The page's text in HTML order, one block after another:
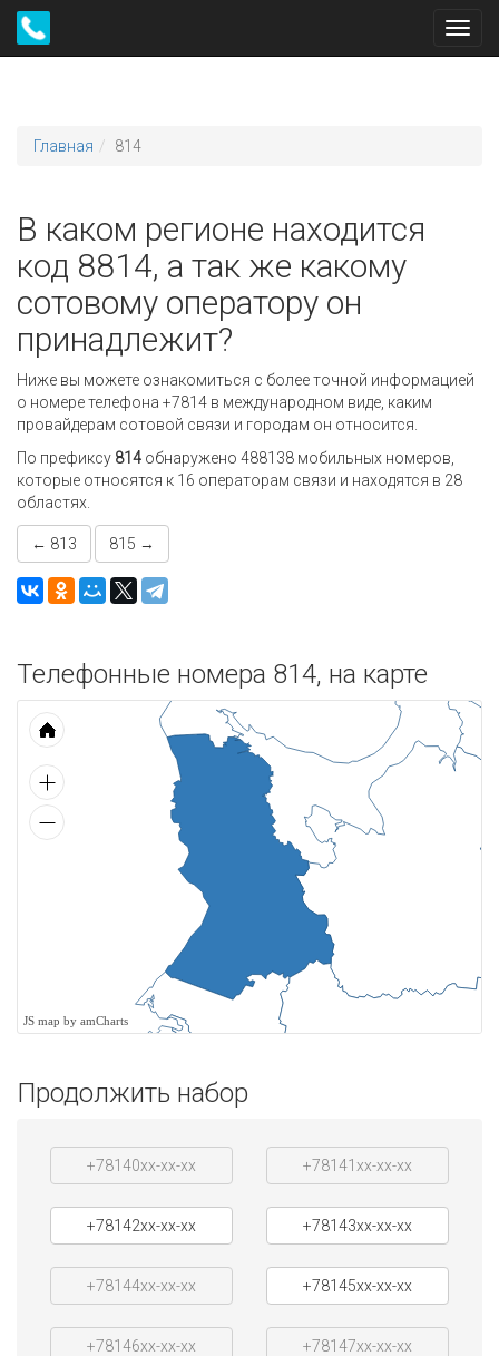
Главная 814
В каком регионе находится
код 8814, а так же какому
сотовому оператору он
принадлежит?
Ниже вы можете ознакомиться с более точной информацией
о номере телефона +7814 в международном виде, каким
провайдерам сотовой связи и городам он относится.
По префиксу 814 обнаружено 488138 мобильных номеров,
которые относятся к 16 операторам связи и находятся в 28
областях.
← 813 815 →
Телефонные номера 814, на карте
JS map by amCharts
Продолжить набор
+78140xx-xx-xx +78141xx-xx-xx
+78142xx-xx-xx +78143xx-xx-xx
+78144xx-xx-xx +78145xx-xx-xx
+78146xx-xx-xx +78147xx-xx-xx